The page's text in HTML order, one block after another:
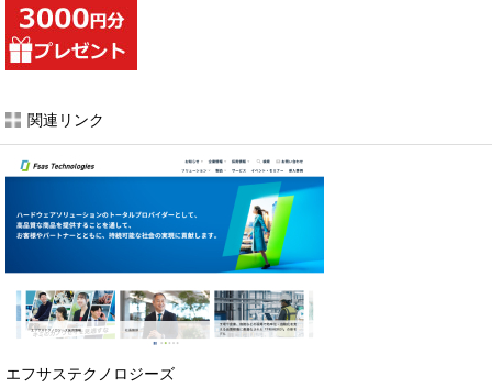
関連リンク
エフサステクノロジーズ